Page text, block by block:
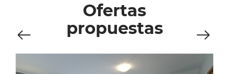
Ofertas
propuestas